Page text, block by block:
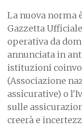
La nuova norma
Gazzetta Ufficiale
operativa da
annunciata in
istituzioni
(Associazione
assicurative) o
sulle
creerà e